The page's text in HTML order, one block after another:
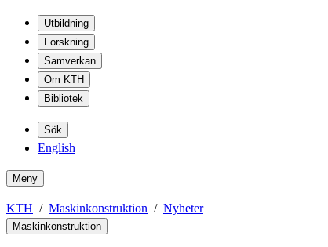
Utbildning
Forskning
Samverkan
Om KTH
Bibliotek
Sök
English
Meny
KTH Maskinkonstruktion Nyheter
Maskinkonstruktion